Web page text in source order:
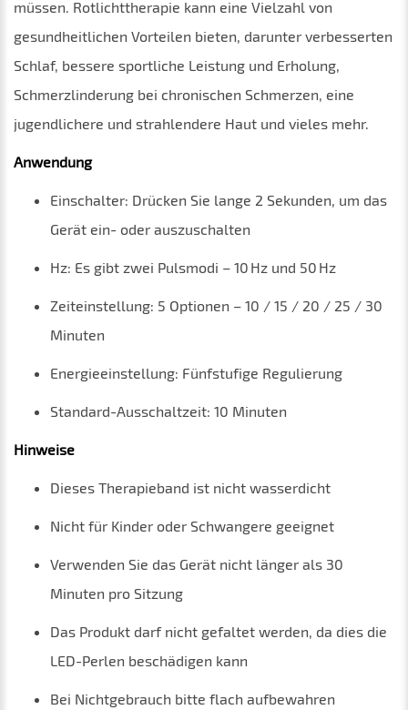
müssen. Rotlichttherapie kann eine Vielzahl von
gesundheitlichen Vorteilen bieten, darunter verbesserten
Schlaf, bessere sportliche Leistung und Erholung,
Schmerzlinderung bei chronischen Schmerzen, eine
jugendlichere und strahlendere Haut und vieles mehr.
Anwendung
Einschalter: Drücken Sie lange 2 Sekunden, um das
Gerät ein- oder auszuschalten
Hz: Es gibt zwei Pulsmodi – 10 Hz und 50 Hz
Zeiteinstellung: 5 Optionen – 10 / 15 / 20 / 25 / 30
Minuten
Energieeinstellung: Fünfstufige Regulierung
Standard-Ausschaltzeit: 10 Minuten
Hinweise
Dieses Therapieband ist nicht wasserdicht
Nicht für Kinder oder Schwangere geeignet
Verwenden Sie das Gerät nicht länger als 30
Minuten pro Sitzung
Das Produkt darf nicht gefaltet werden, da dies die
LED-Perlen beschädigen kann
Bei Nichtgebrauch bitte flach aufbewahren